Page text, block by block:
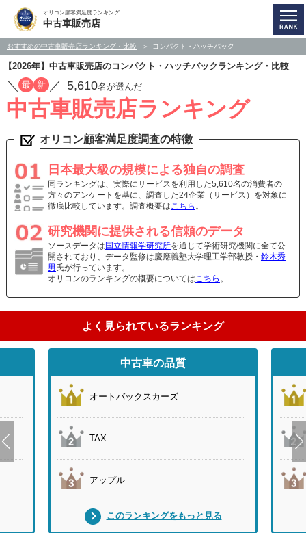
オリコン顧客満足度ランキング
中古車販売店
おすすめの中古車販売店ランキング・比較 コンパクト・ハッチバック
【2026年】中古車販売店のコンパクト・ハッチバックランキング・比較
／ 最 新 ／ 5,610名が選んだ
中古車販売店ランキング
オリコン顧客満足度調査の特徴
日本最大級の規模による独自の調査
同ランキングは、実際にサービスを利用した5,610名の消費者の
方々のアンケートを基に、調査した24企業（サービス）を対象に
徹底比較しています。調査概要はこちら 。
研究機関に提供される信頼のデータ
ソースデータは 国立情報学研究所を通じて学術研究機関に全て公
開されており、データ監修は慶應義塾大学理工学部教授・ 鈴木秀
男 氏が行っています。
オリコンのランキングの概要についてはこちら 。
よく見られているランキング
中古車の品質
オートバックスカーズ
TAX
アップル
このランキングをもっと見る